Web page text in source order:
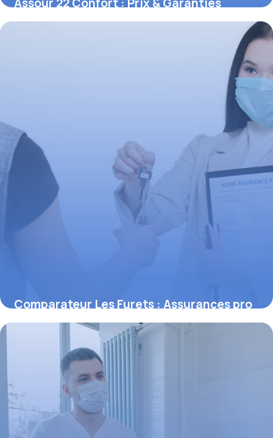
Complètes
Comparateur Les Furets : Assurances pro
2026